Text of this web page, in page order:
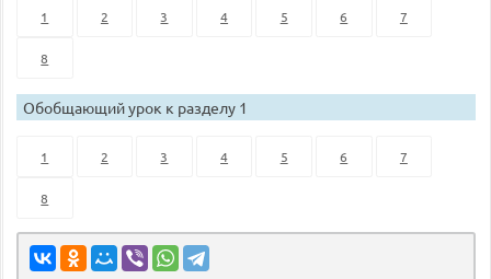
1 2 3 4 5 6 7
8
Обобщающий урок к разделу 1
1 2 3 4 5 6 7
8